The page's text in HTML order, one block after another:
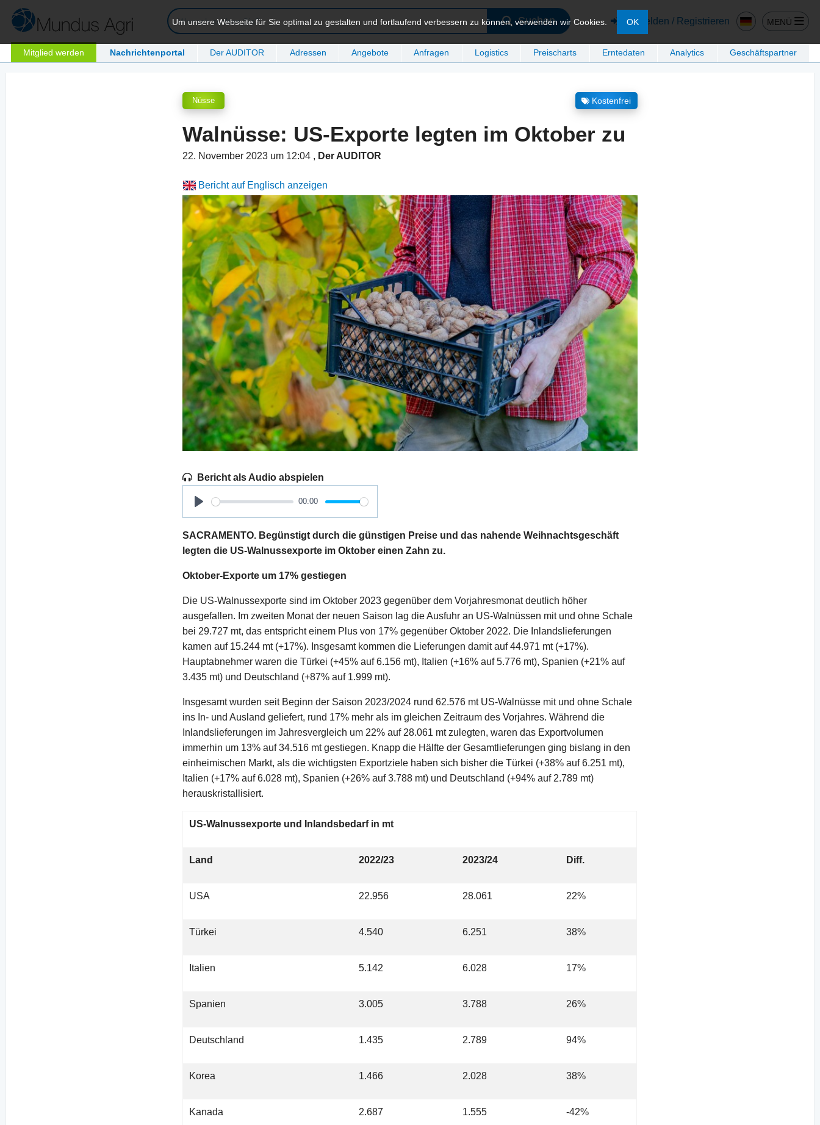
Suchen Anmelden / Registrieren MENÜ
Mitglied werden Nachrichtenportal Der AUDITOR Adressen Angebote Anfragen Logistics Preischarts Erntedaten Analytics Geschäftspartner
Um unsere Webseite für Sie optimal zu gestalten und fortlaufend verbessern zu können, verwenden wir Cookies. OK
Nüsse Kostenfrei
Walnüsse: US-Exporte legten im Oktober zu
22. November 2023 um 12:04 , Der AUDITOR
Bericht auf Englisch anzeigen
Bericht als Audio abspielen
Play
00:00
SACRAMENTO. Begünstigt durch die günstigen Preise und das nahende Weihnachtsgeschäft
legten die US-Walnussexporte im Oktober einen Zahn zu.
Oktober-Exporte um 17% gestiegen
Die US-Walnussexporte sind im Oktober 2023 gegenüber dem Vorjahresmonat deutlich höher
ausgefallen. Im zweiten Monat der neuen Saison lag die Ausfuhr an US-Walnüssen mit und ohne Schale
bei 29.727 mt, das entspricht einem Plus von 17% gegenüber Oktober 2022. Die Inlandslieferungen
kamen auf 15.244 mt (+17%). Insgesamt kommen die Lieferungen damit auf 44.971 mt (+17%).
Hauptabnehmer waren die Türkei (+45% auf 6.156 mt), Italien (+16% auf 5.776 mt), Spanien (+21% auf
3.435 mt) und Deutschland (+87% auf 1.999 mt).
Insgesamt wurden seit Beginn der Saison 2023/2024 rund 62.576 mt US-Walnüsse mit und ohne Schale
ins In- und Ausland geliefert, rund 17% mehr als im gleichen Zeitraum des Vorjahres. Während die
Inlandslieferungen im Jahresvergleich um 22% auf 28.061 mt zulegten, waren das Exportvolumen
immerhin um 13% auf 34.516 mt gestiegen. Knapp die Hälfte der Gesamtlieferungen ging bislang in den
einheimischen Markt, als die wichtigsten Exportziele haben sich bisher die Türkei (+38% auf 6.251 mt),
Italien (+17% auf 6.028 mt), Spanien (+26% auf 3.788 mt) und Deutschland (+94% auf 2.789 mt)
herauskristallisiert.
US-Walnussexporte und Inlandsbedarf in mt
Land 2022/23 2023/24 Diff.
USA 22.956 28.061 22%
Türkei 4.540 6.251 38%
Italien 5.142 6.028 17%
Spanien 3.005 3.788 26%
Deutschland 1.435 2.789 94%
Korea 1.466 2.028 38%
Kanada 2.687 1.555 -42%